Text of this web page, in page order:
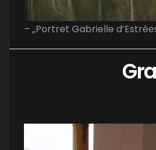
– „Portret Gabrielle